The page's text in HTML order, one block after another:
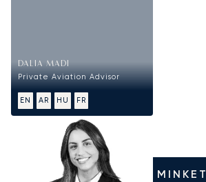
DALIA MADI
Private Aviation Advisor
EN AR HU FR
HÍVJON MINKET